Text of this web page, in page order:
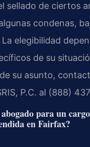
sellado de ciertos
condenas,
elegibilidad
de su
su asunto,
P.C. al (888)
para un
en Fairfax?